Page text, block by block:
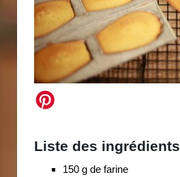
Liste des ingrédients
150 g de farine